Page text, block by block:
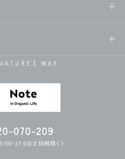
070-209
土日祝除く)